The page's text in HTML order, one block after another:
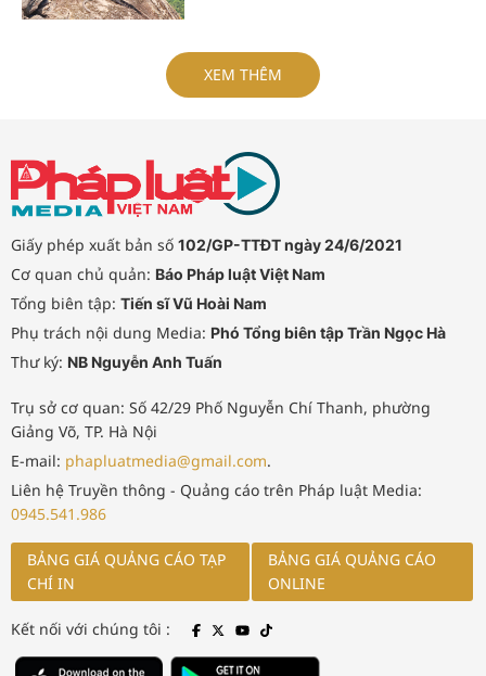
trong cộng đồng và buộc hàng
chục trường học tại địa phương
XEM THÊM
Giấy phép xuất bản số 102/GP-TTĐT ngày 24/6/2021
Cơ quan chủ quản: Báo Pháp luật Việt Nam
Tổng biên tập: Tiến sĩ Vũ Hoài Nam
Phụ trách nội dung Media: Phó Tổng biên tập Trần Ngọc Hà
Thư ký: NB Nguyễn Anh Tuấn
Trụ sở cơ quan: Số 42/29 Phố Nguyễn Chí Thanh, phường
Giảng Võ, TP. Hà Nội
E-mail: phapluatmedia@gmail.com.
Liên hệ Truyền thông - Quảng cáo trên Pháp luật Media:
0945.541.986
BẢNG GIÁ QUẢNG CÁO TẠP
CHÍ IN
BẢNG GIÁ QUẢNG CÁO
ONLINE
Kết nối với chúng tôi :